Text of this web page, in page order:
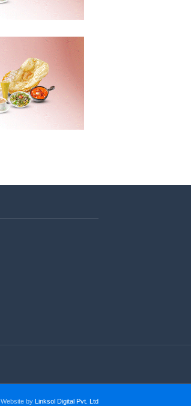
Website by Linksol Digital Pvt. Ltd